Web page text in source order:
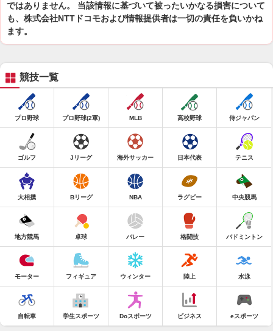
ではありません。 当該情報に基づいて被ったいかなる損害について
も、株式会社NTTドコモおよび情報提供者は一切の責任を負いかね
ます。
競技一覧
プロ野球 プロ野球(2軍) MLB 高校野球 侍ジャパン
ゴルフ Jリーグ 海外サッカー 日本代表 テニス
大相撲 Bリーグ NBA ラグビー 中央競馬
地方競馬 卓球 バレー 格闘技 バドミントン
モーター フィギュア ウィンター 陸上 水泳
自転車 学生スポーツ Doスポーツ ビジネス eスポーツ